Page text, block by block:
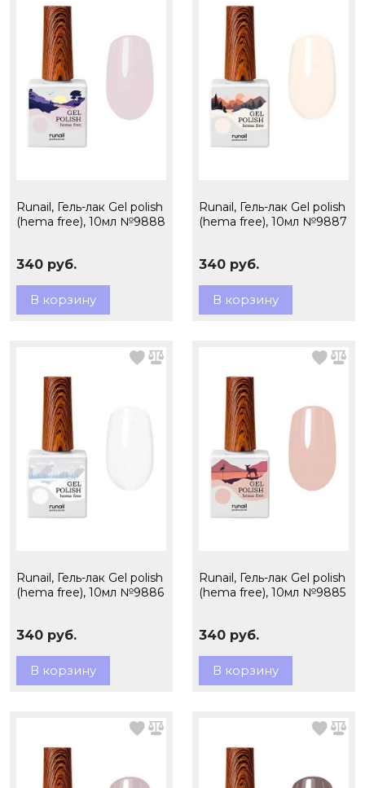
Runail, Гель-лак Gel polish
(hema free), 10мл №9888
340 руб.
В корзину
Runail, Гель-лак Gel polish
(hema free), 10мл №9887
340 руб.
В корзину
Runail, Гель-лак Gel polish
(hema free), 10мл №9886
340 руб.
В корзину
Runail, Гель-лак Gel polish
(hema free), 10мл №9885
340 руб.
В корзину